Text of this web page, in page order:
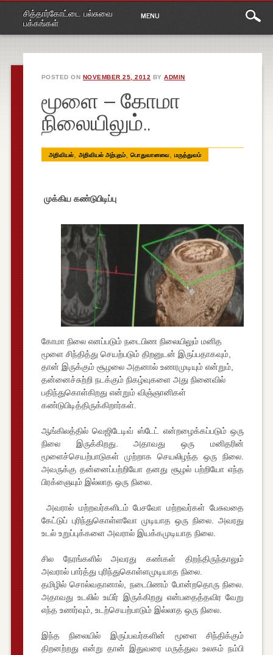
சித்தார்கோட்டை பல்சுவை
பக்கங்கள்
Main
menu
content
MENU
POSTED ON NOVEMBER 25, 2012 BYADMIN
மூளை – கோமா
நிலையிலும்..
அறிவியல், அறிவியல் அற்புதம், பொதுவானவை, மருத்துவம்
முக்கிய கண்டுபிடிப்பு
கோமா நிலை எனப்படும் நடைபிண நிலையிலும் மனித
மூளை சிந்தித்து செயற்படும் திறனுடன் இருப்பதாகவும்,
தான் இருக்கும் சூழலை அதனால் உணரமுடியும் என்றும்,
தன்னைச்சுற்றி நடக்கும் நிகழ்வுகளை அது நினைவில்
பதிந்துகொள்கிறது என்றும் விஞ்ஞானிகள்
கண்டுபிடித்திருக்கிறார்கள்.
ஆங்கிலத்தில் வெஜிடேடிவ் ஸ்டேட் என்றழைக்கப்படும் ஒரு
நிலை இருக்கிறது. அதாவது ஒரு மனிதரின்
மூளைச்செயற்பாடுகள் முற்றாக செயலிழந்த ஒரு நிலை.
அவருக்கு தன்னைப்பற்றியோ தனது சூழல் பற்றியோ எந்த
பிரக்ஞையும் இல்லாத ஒரு நிலை.
அவரால் மற்றவர்களிடம் பேசவோ மற்றவர்கள் பேசுவதை
கேட்டுப் புரிந்துகொள்ளவோ முடியாத ஒரு நிலை. அவரது
உடல் உறுப்புக்களை அவரால் இயக்கமுடியாத நிலை.
சில நேரங்களில் அவரது கண்கள் திறந்திருந்தாலும்
அவரால் பார்த்து புரிந்துகொள்ளமுடியாத நிலை.
தமிழில் சொல்வதானால், நடைபிணம் போன்றதொரு நிலை.
அதாவது உடலில் உயிர் இருக்கிறது என்பதைத்தவிர வேறு
எந்த உணர்வும், உடற்செயற்பாடும் இல்லாத ஒரு நிலை.
இந்த நிலையில் இருப்பவர்களின் மூளை சிந்திக்கும்
திறனற்றது என்று தான் இதுவரை மருத்துவ உலகம் நம்பி